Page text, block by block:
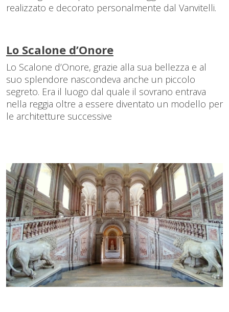
realizzato e decorato personalmente dal Vanvitelli.
Lo Scalone d’Onore
Lo Scalone d’Onore, grazie alla sua bellezza e al
suo splendore nascondeva anche un piccolo
segreto. Era il luogo dal quale il sovrano entrava
nella reggia oltre a essere diventato un modello per
le architetture successive